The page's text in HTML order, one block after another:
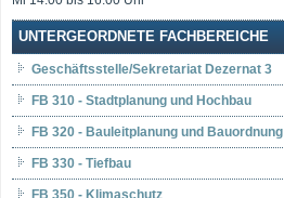
UNTERGEORDNETE FACHBEREICHE
Geschäftsstelle/Sekretariat Dezernat 3
FB 310 - Stadtplanung und Hochbau
FB 320 - Bauleitplanung und Bauordnung
FB 330 - Tiefbau
FB 350 - Klimaschutz